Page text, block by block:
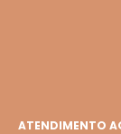
ATENDIMENTO